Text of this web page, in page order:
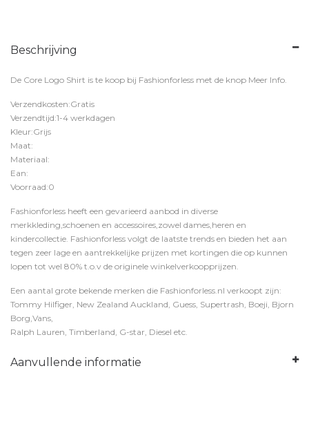
Beschrijving
De Core Logo Shirt is te koop bij Fashionforless met de knop Meer Info.
Verzendkosten:Gratis
Verzendtijd:1-4 werkdagen
Kleur:Grijs
Maat:
Materiaal:
Ean:
Voorraad:0
Fashionforless heeft een gevarieerd aanbod in diverse
merkkleding,schoenen en accessoires,zowel dames,heren en
kindercollectie. Fashionforless volgt de laatste trends en bieden het aan
tegen zeer lage en aantrekkelijke prijzen met kortingen die op kunnen
lopen tot wel 80% t.o.v de originele winkelverkoopprijzen.
Een aantal grote bekende merken die Fashionforless.nl verkoopt zijn:
Tommy Hilfiger, New Zealand Auckland, Guess, Supertrash, Boeji, Bjorn
Borg,Vans,
Ralph Lauren, Timberland, G-star, Diesel etc.
Aanvullende informatie